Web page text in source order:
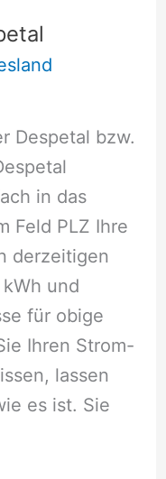
Despetal bzw.
in das
Feld PLZ Ihre
derzeitigen
und
für obige
Ihren Strom-
lassen
es ist. Sie